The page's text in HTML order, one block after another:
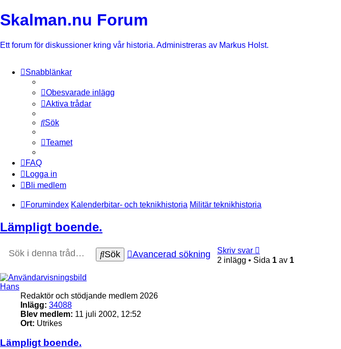
Skalman.nu Forum
Ett forum för diskussioner kring vår historia. Administreras av Markus Holst.
Snabblänkar
Obesvarade inlägg
Aktiva trådar
Sök
Teamet
FAQ
Logga in
Bli medlem
Forumindex Kalenderbitar- och teknikhistoria Militär teknikhistoria
Lämpligt boende.
Skriv svar
Sök Avancerad sökning
2 inlägg • Sida 1 av 1
Hans
Redaktör och stödjande medlem 2026
Inlägg: 34088
Blev medlem: 11 juli 2002, 12:52
Ort: Utrikes
Lämpligt boende.